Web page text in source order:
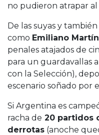
no pudieron atrapar al
De las suyas y
como Emiliano
penales atajados de
para un guardavallas
con la Selección),
escenario soñado por
Si Argentina es
racha de 20 partidos
derrotas (anoche